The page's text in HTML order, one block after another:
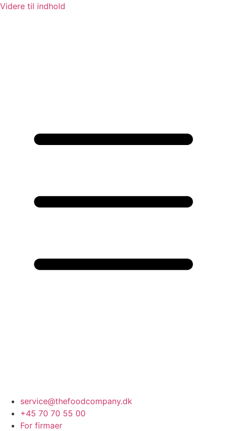
Videre til indhold
service@thefoodcompany.dk
+45 70 70 55 00
For firmaer